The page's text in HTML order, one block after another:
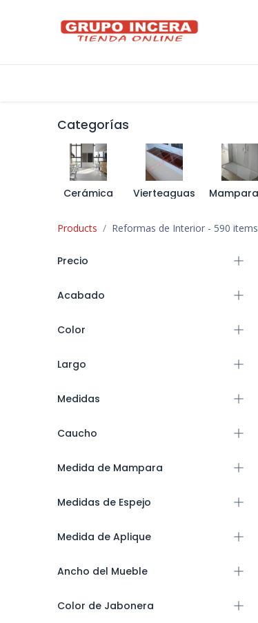
Categorías
Cerámica Vierteaguas
Products Reformas de Interior- 590 items
Precio
Acabado
Color
Largo
Medidas
Caucho
Medida de Mampara
Medidas de Espejo
Medida de Aplique
Ancho del Mueble
Color de Jabonera